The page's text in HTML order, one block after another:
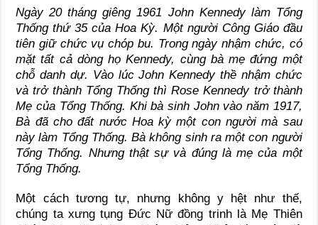
Ngày 20 tháng giêng 1961 John Kennedy làm Tổng
Thống thứ 35 của Hoa Kỳ. Một người Công Giáo đầu
tiên giữ chức vụ chóp bu. Trong ngày nhậm chức, có
mặt tất cả dòng họ Kennedy, cùng bà mẹ đứng một
chỗ danh dự. Vào lúc John Kennedy thề nhậm chức
và trở thành Tổng Thống thì Rose Kennedy trở thành
Mẹ của Tổng Thống. Khi bà sinh John vào năm 1917,
Bà đã cho đất nước Hoa kỳ một con người mà sau
này làm Tổng Thống. Bà không sinh ra một con người
Tổng Thống. Nhưng thật sự và đúng là mẹ của một
Tổng Thống.
Một cách tương tự, nhưng không y hệt như thế,
chúng ta xưng tụng Đức Nữ đồng trinh là Mẹ Thiên